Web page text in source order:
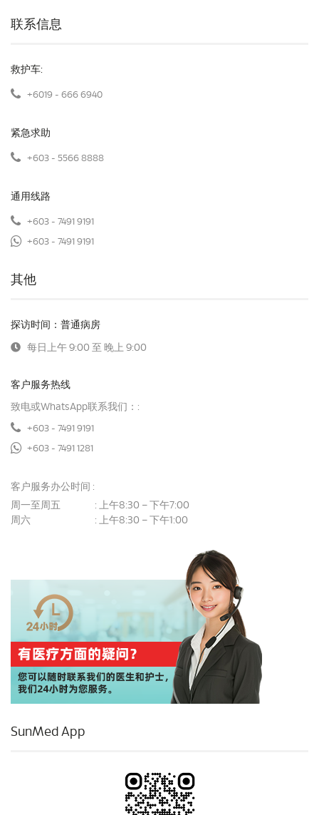
联系信息
救护车:
+6019 - 666 6940
紧急求助
+603 - 5566 8888
通用线路
+603 - 7491 9191
+603 - 7491 9191
其他
探访时间：普通病房
每日上午 9:00 至 晚上 9:00
客户服务热线
致电或WhatsApp联系我们：:
+603 - 7491 9191
+603 - 7491 1281
客户服务办公时间 :
周一至周五
: 上午8:30 – 下午7:00
周六
: 上午8:30 – 下午1:00
SunMed App